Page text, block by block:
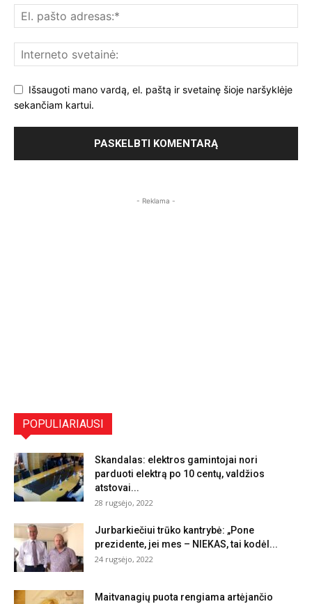
Išsaugoti mano vardą, el. paštą ir svetainę šioje naršyklėje
sekančiam kartui.
- Reklama -
POPULIARIAUSI
Skandalas: elektros gamintojai nori
parduoti elektrą po 10 centų, valdžios
atstovai...
28 rugsėjo, 2022
Jurbarkiečiui trūko kantrybė: „Pone
prezidente, jei mes – NIEKAS, tai kodėl...
24 rugsėjo, 2022
Maitvanagių puota rengiama artėjančio